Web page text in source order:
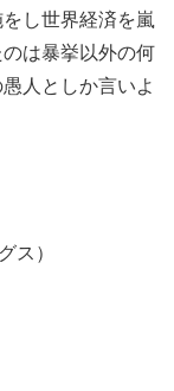
し世界経済を嵐
は暴挙以外の何
人としか言いよ
ス）